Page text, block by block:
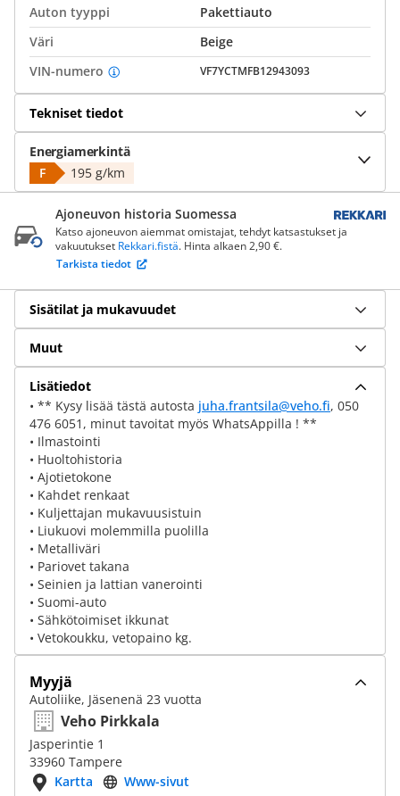
Auton tyyppi
Pakettiauto
Väri
Beige
VIN-numero
VF7YCTMFB12943093
Tekniset tiedot
Energiamerkintä
F
195 g/km
Ajoneuvon historia Suomessa
Katso ajoneuvon aiemmat omistajat, tehdyt katsastukset ja
vakuutukset Rekkari.fistä. Hinta alkaen 2,90 €.
Tarkista tiedot
Sisätilat ja mukavuudet
Muut
Lisätiedot
• ** Kysy lisää tästä autosta juha.frantsila@veho.fi, 050
476 6051, minut tavoitat myös WhatsAppilla ! **
• Ilmastointi
• Huoltohistoria
• Ajotietokone
• Kahdet renkaat
• Kuljettajan mukavuusistuin
• Liukuovi molemmilla puolilla
• Metalliväri
• Pariovet takana
• Seinien ja lattian vanerointi
• Suomi-auto
• Sähkötoimiset ikkunat
• Vetokoukku, vetopaino kg.
Myyjä
Autoliike, Jäsenenä 23 vuotta
Veho Pirkkala
Jasperintie 1
33960 Tampere
Kartta
Www-sivut